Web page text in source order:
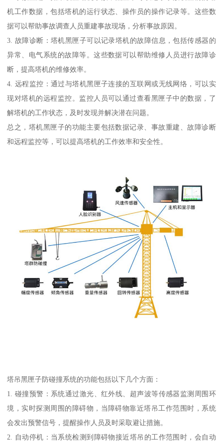
机工作数据，包括塔机的运行状态、操作员的操作记录等。这些数
据可以帮助事故调查人员重建事故现场，分析事故原因。
3. 故障诊断：塔机黑匣子可以记录塔机的故障信息，包括传感器的
异常、电气系统的故障等。这些数据可以帮助维修人员进行故障诊
断，提高塔机的维修效率。
4. 远程监控：通过与塔机黑匣子连接的互联网或无线网络，可以实
现对塔机的远程监控。监控人员可以通过查看黑匣子中的数据，了
解塔机的工作状态，及时发现并解决潜在问题。
总之，塔机黑匣子的功能主要包括数据记录、事故重建、故障诊断
和远程监控等，可以提高塔机的工作效率和安全性。
塔吊黑匣子防碰撞系统的功能包括以下几个方面：
1. 碰撞预警：系统通过激光、红外线、超声波等传感器监测周围环
境，实时探测周围的障碍物，当障碍物靠近塔吊工作范围时，系统
会发出预警信号，提醒操作人员及时采取避让措施。
2. 自动停机：当系统检测到障碍物接近塔吊的工作范围时，会自动